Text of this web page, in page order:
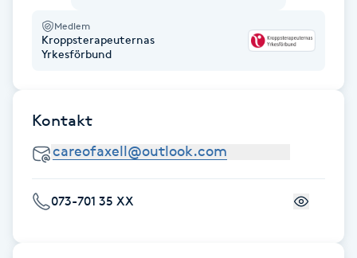
Friskvård
Frisör
Funktionsanalys
Färgning
Medlem
Kroppsterapeuternas
Yrkesförbund
Kontakt
073-701 35 XX